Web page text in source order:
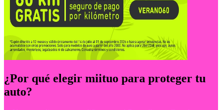
¿Por qué elegir miituo para proteger tu
auto?